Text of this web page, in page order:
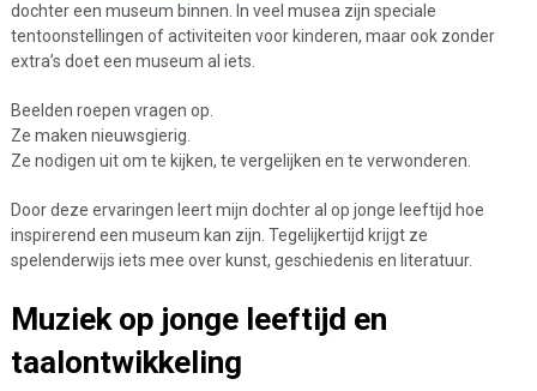
dochter een museum binnen. In veel musea zijn speciale
tentoonstellingen of activiteiten voor kinderen, maar ook zonder
extra’s doet een museum al iets.
Beelden roepen vragen op.
Ze maken nieuwsgierig.
Ze nodigen uit om te kijken, te vergelijken en te verwonderen.
Door deze ervaringen leert mijn dochter al op jonge leeftijd hoe
inspirerend een museum kan zijn. Tegelijkertijd krijgt ze
spelenderwijs iets mee over kunst, geschiedenis en literatuur.
Muziek op jonge leeftijd en
taalontwikkeling